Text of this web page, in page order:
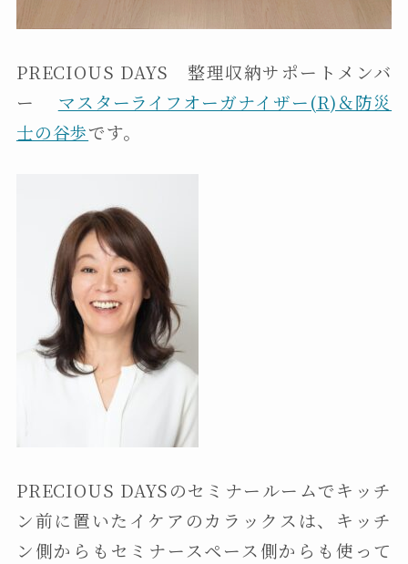
PRECIOUS DAYS 整理収納サポートメンバ
ー マスターライフオーガナイザー(R)＆防災
士の谷歩です。
PRECIOUS DAYSのセミナールームでキッチ
ン前に置いたイケアのカラックスは、キッチ
ン側からもセミナースペース側からも使って